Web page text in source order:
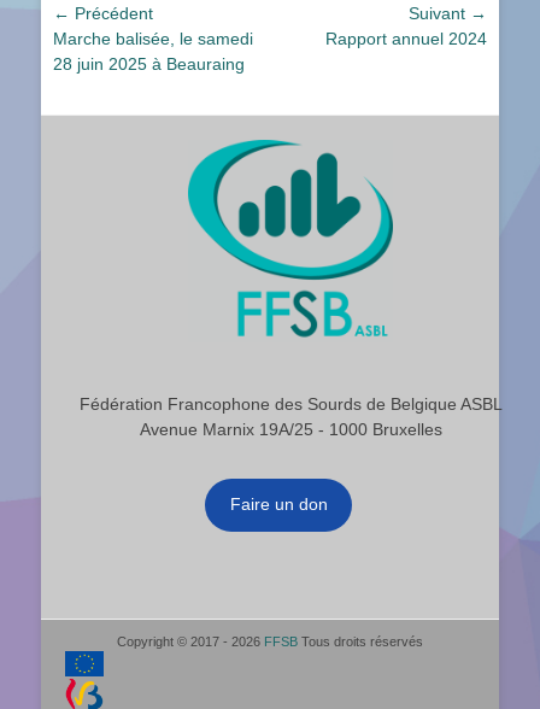
Navigation
de
l’article
← Précédent
Article
précédent :
Marche balisée, le samedi
28 juin 2025 à Beauraing
Suivant →
Rapport annuel 2024
Fédération Francophone des Sourds de Belgique ASBL
Avenue Marnix 19A/25 - 1000 Bruxelles
Faire un don
Copyright © 2017 - 2026 FFSB Tous droits réservés